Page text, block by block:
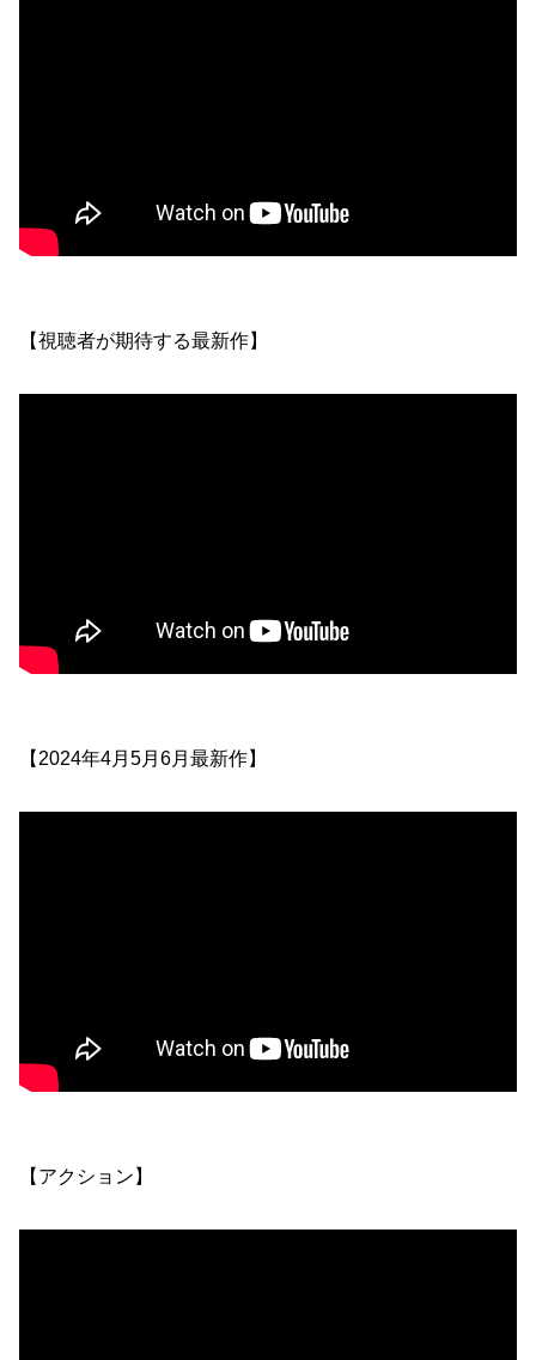
【視聴者が期待する最新作】
【2024年4月5月6月最新作】
【アクション】